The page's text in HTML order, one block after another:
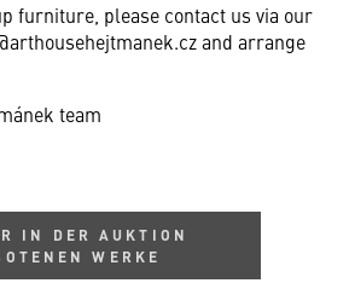
furniture, please contact us via our
and arrange
team
IN DER AUKTION
WERKE